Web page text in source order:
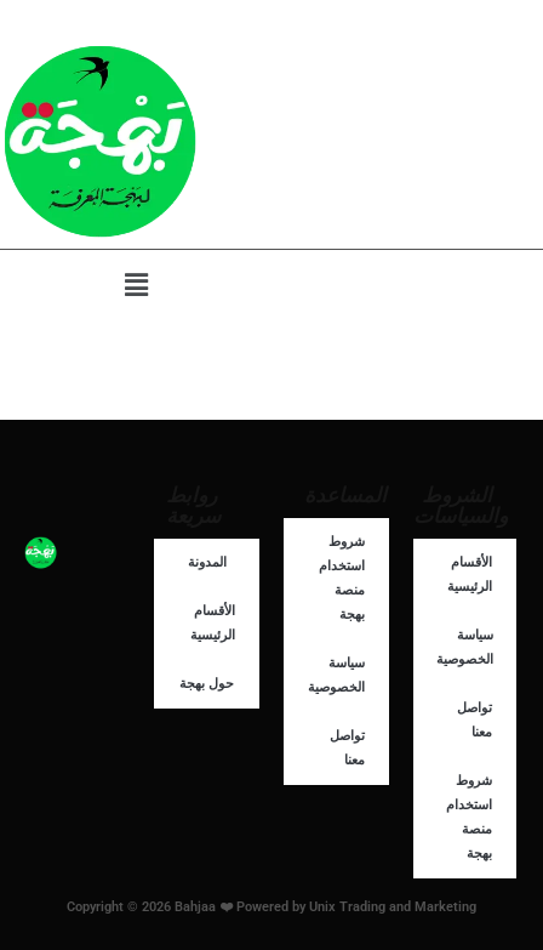
المدونة
الأقسام
الرئيسية
حول بهجة
شروط
استخدام
منصة
بهجة
سياسة
الخصوصية
تواصل
معنا
الأقسام
الرئيسية
سياسة
الخصوصية
تواصل
معنا
شروط
استخدام
منصة
بهجة
Copyright © 2026 Bahjaa ❤️ Powered by Unix Trading and Marketing